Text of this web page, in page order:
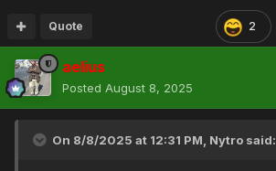
2
Quote
aelius
Posted August 8, 2025
On 8/8/2025 at 12:31 PM, Nytro said: